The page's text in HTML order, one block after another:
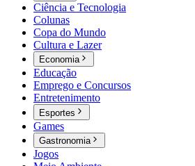
Ciência e Tecnologia
Colunas
Copa do Mundo
Cultura e Lazer
Economia
Educação
Emprego e Concursos
Entretenimento
Esportes
Games
Gastronomia
Jogos